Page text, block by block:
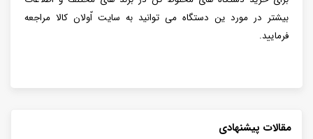
بیشتر در مورد ین دستگاه می توانید به سایت اّولان کالا مراجعه
فرمایید.
مقالات پیشنهادی